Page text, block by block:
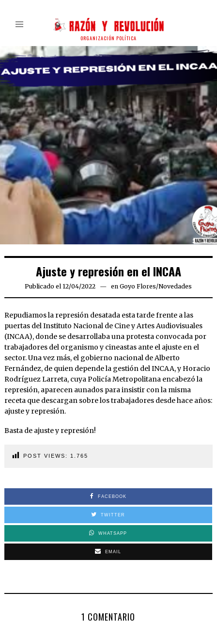
ORGANIZACIÓN POLÍTICA
Ajuste y represión en el INCAA
Publicado el 12/04/2022 12/04/2022
en Goyo Flores/Novedades
Repudiamos la represión desatada esta tarde frente a las
puertas del Instituto Nacional de Cine y Artes Audiovisuales
(INCAA), donde se desarrollaba una protesta convocada por
trabajadores del organismo y cineastas ante el ajuste en el
sector. Una vez más, el gobierno nacional de Alberto
Fernández, de quien depende la gestión del INCAA, y Horacio
Rodríguez Larreta, cuya Policía Metropolitana encabezó la
represión, aparecen aunados para insistir con la misma
receta que descargan sobre los trabajadores desde hace años:
ajuste y represión.
Basta de ajuste y represión!
POST VIEWS: 1.765
FACEBOOK
TWITTER
WHATSAPP
EMAIL
1 COMENTARIO